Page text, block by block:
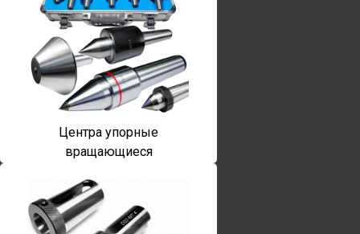
Центра упорные
вращающиеся